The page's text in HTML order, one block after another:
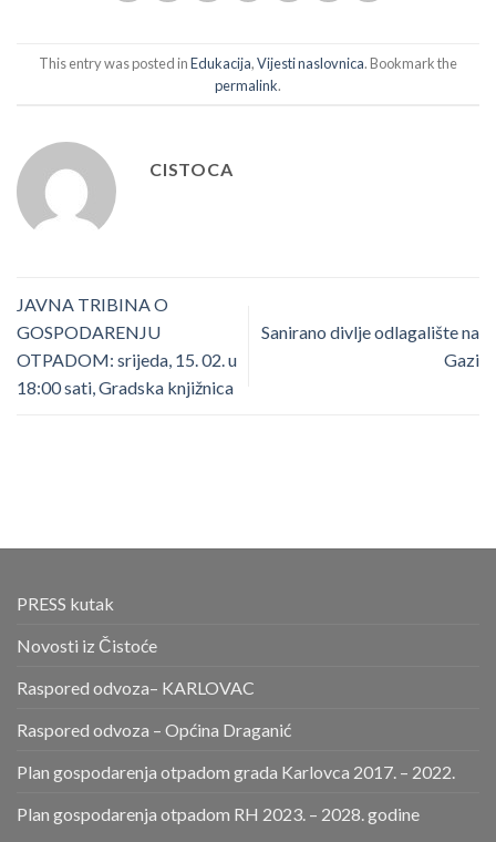
This entry was posted inEdukacija,Vijesti naslovnica. Bookmark the
permalink.
CISTOCA
JAVNA TRIBINA O
GOSPODARENJU
OTPADOM: srijeda, 15. 02. u
18:00 sati, Gradska knjižnica
Sanirano divlje odlagalište na
Gazi
PRESS kutak
Novosti iz Čistoće
Raspored odvoza– KARLOVAC
Raspored odvoza – Općina Draganić
Plan gospodarenja otpadom grada Karlovca 2017. – 2022.
Plan gospodarenja otpadom RH 2023. – 2028. godine